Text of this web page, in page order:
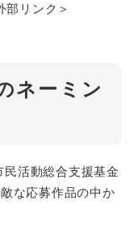
部リンク＞
ネーミン
民活動総合支援基金
な応募作品の中か